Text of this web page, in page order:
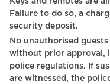
Carbon monoxide
Heating system
Digital Keys
Failure to do so, a
security deposit.
No unauthorised guests are allowed in the apartment
without prior approval,
police regulations. If
are witnessed, the